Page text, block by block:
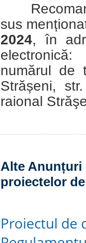
sus
2024, în
numărul de
Strășeni,
raional
Alte Anunțuri
proiectelor
Proiectul de